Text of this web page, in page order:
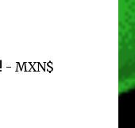
- MXN$